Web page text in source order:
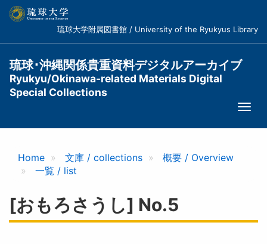
コ
琉球大学附属図書館 / University of the Ryukyus Library
琉球･沖縄関係貴重資料デジタルアーカイブ
Ryukyu/Okinawa-related Materials Digital
Special Collections
Home 文庫 / collections
概要 / Overview
一覧 / list
[おもろさうし] No.5